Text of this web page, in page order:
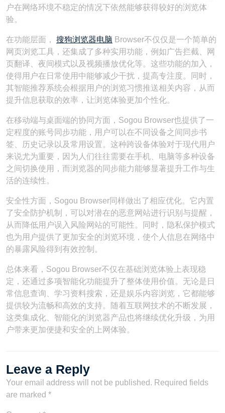
户在网络环境不稳定的情况下依然能够获得较好的浏览体
验。
在功能层面， 搜狗浏览器电脑 Browser不仅仅是一个简单的
网页浏览工具，还集成了多种实用功能，例如广告拦截、网
页翻译、夜间模式以及视频播放优化等。这些功能的加入，
使得用户在日常使用中能够减少干扰，提高专注度。同时，
其智能推荐系统会根据用户的浏览习惯推送相关内容，从而
提升信息获取的效率，让浏览体验更加个性化。
在移动端与桌面端的协同方面，Sogou Browser也提供了一
定程度的账号同步功能，用户可以在不同设备之间同步书
签、历史记录以及常用设置。这种跨设备体验对于现代用户
来说尤为重要，因为人们往往需要在手机、电脑等多种设备
之间切换使用，而浏览器的同步能力能够显著提升工作与生
活的连续性。
安全性方面，Sogou Browser同样做出了相应优化。它内置
了安全防护机制，可以对潜在的恶意网站进行识别与提醒，
从而降低用户误入风险网站的可能性。同时，隐私保护模式
也为用户提供了更加安全的浏览环境，使个人信息在网络中
的暴露风险得到有效控制。
总体来看，Sogou Browser不仅在基础浏览体验上表现稳
定，还通过多项智能化功能提升了整体使用价值。无论是日
常信息查询、学习资料搜索，还是娱乐内容浏览，它都能够
提供较为流畅和高效的支持。随着互联网技术的不断发展，
这类集成化、智能化的浏览器产品也将继续优化升级，为用
户带来更加便捷和安全的上网体验。
Leave a Reply
Your email address will not be published. Required fields
are marked *